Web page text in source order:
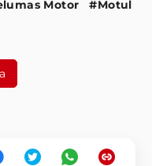
Motor
#Motul